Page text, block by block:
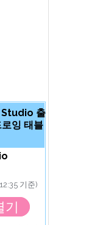
출
잉 태블
기준)
기